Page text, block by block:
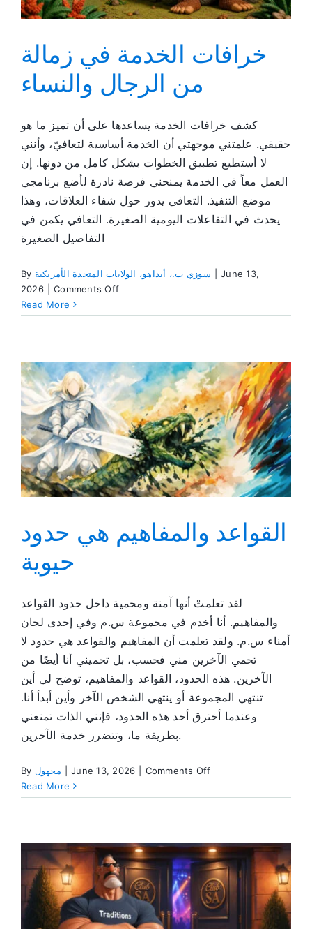
خرافات الخدمة في زمالة
من الرجال والنساء
كشف خرافات الخدمة يساعدها على أن تميز ما هو
حقيقي. علمتني موجهتي أن الخدمة أساسية لتعافيّ، وأنني
لا أستطيع تطبيق الخطوات بشكل كامل من دونها. إن
العمل معاً في الخدمة يمنحني فرصة نادرة لأضع برنامجي
موضع التنفيذ. التعافي يدور حول شفاء العلاقات، وهذا
يحدث في التفاعلات اليومية الصغيرة. التعافي يكمن في
التفاصيل الصغيرة
By سوزي ب.، أيداهو، الولايات المتحدة الأمريكية
June 13,
2026
Comments Offon
الخدمة
من
الرجال
والنساء
Read More
القواعد والمفاهيم هي حدود
حيوية
لقد تعلمتْ أنها آمنة ومحمية داخل حدود القواعد
والمفاهيم. أنا أخدم في مجموعة س.م وفي إحدى لجان
أمناء س.م. ولقد تعلمت أن المفاهيم والقواعد هي حدود لا
تحمي الآخرين مني فحسب، بل تحميني أنا أيضًا من
الآخرين. هذه الحدود، القواعد والمفاهيم، توضح لي أين
تنتهي المجموعة أو ينتهي الشخص الآخر وأين أبدأ أنا.
وعندما أخترق أحد هذه الحدود، فإنني الذات تمنعني
بطريقة ما، وتتضرر خدمة الآخرين.
By مجهول June 13, 2026 Comments Offon
والمفاهيم
حيوية
Read More